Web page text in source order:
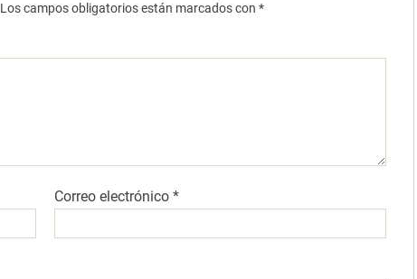
Los campos obligatorios están marcados con *
Correo electrónico*